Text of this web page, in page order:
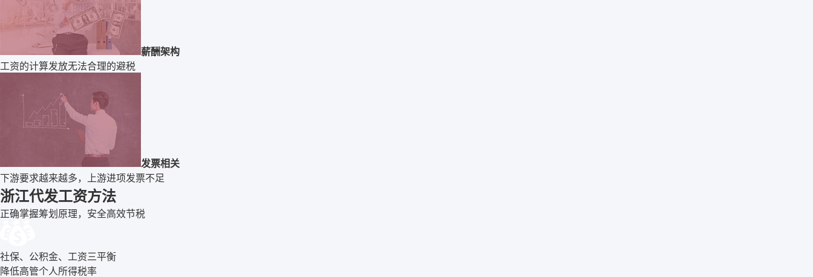
薪酬架构
工资的计算发放无法合理的避税
发票相关
下游要求越来越多，上游进项发票不足
浙江代发工资方法
正确掌握筹划原理，安全高效节税
社保、公积金、工资三平衡
降低高管个人所得税率